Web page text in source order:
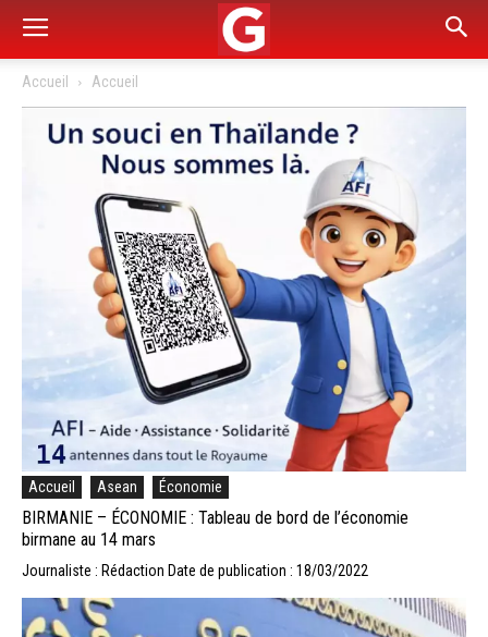
Accueil Accueil
Accueil Asean Économie
BIRMANIE – ÉCONOMIE : Tableau de bord de l’économie
birmane au 14 mars
Journaliste : Rédaction Date de publication : 18/03/2022